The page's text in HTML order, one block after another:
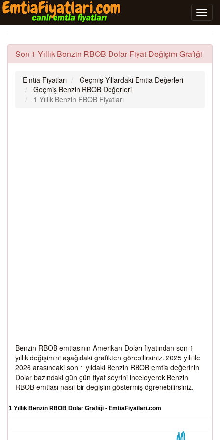
Son 1 Yıllık Benzin RBOB Dolar Fiyat Değişim Grafiği
Emtia Fiyatları
Geçmiş Yıllardaki Emtia Değerleri
Geçmiş Benzin RBOB Değerleri
1 Yıllık Benzin RBOB Fiyatları
Benzin RBOB emtiasının Amerikan Doları fiyatından son 1
yıllık değişimini aşağıdaki grafikten görebilirsiniz. 2025 yılı ile
2026 arasındaki son 1 yıldaki Benzin RBOB emtia değerinin
Dolar bazındaki gün gün fiyat seyrini inceleyerek Benzin
RBOB emtiası nasıl bir değişim göstermiş öğrenebilirsiniz.
1 Yıllık Benzin RBOB Dolar Grafiği - EmtiaFiyatlari.com